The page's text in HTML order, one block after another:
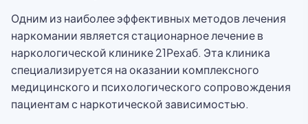
Одним из наиболее эффективных методов лечения
наркомании является стационарное лечение в
наркологической клинике 21Рехаб. Эта клиника
специализируется на оказании комплексного
медицинского и психологического сопровождения
пациентам с наркотической зависимостью.